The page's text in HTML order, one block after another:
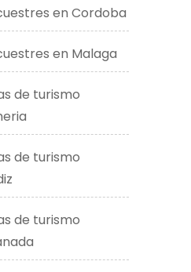
en Cordoba
en Malaga
de turismo
de turismo
de turismo